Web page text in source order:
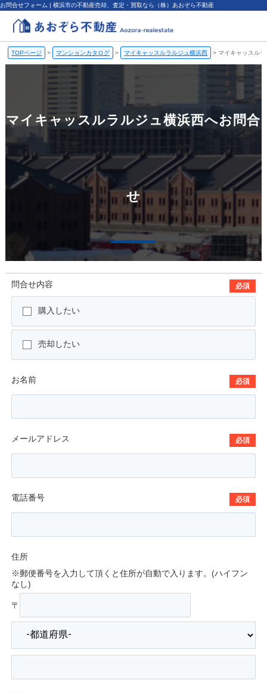
お問合せフォーム | 横浜市の不動産売却、査定・買取なら（株）あおぞら不動産
TOPページ > マンションカタログ > マイキャッスルラルジュ横浜西 > マイキャッスル
マイキャッスルラルジュ横浜西へお問合
せ
問合せ内容 必須
購入したい
売却したい
お名前 必須
メールアドレス 必須
電話番号 必須
住所
※郵便番号を入力して頂くと住所が自動で入ります。(ハイフン
なし)
〒